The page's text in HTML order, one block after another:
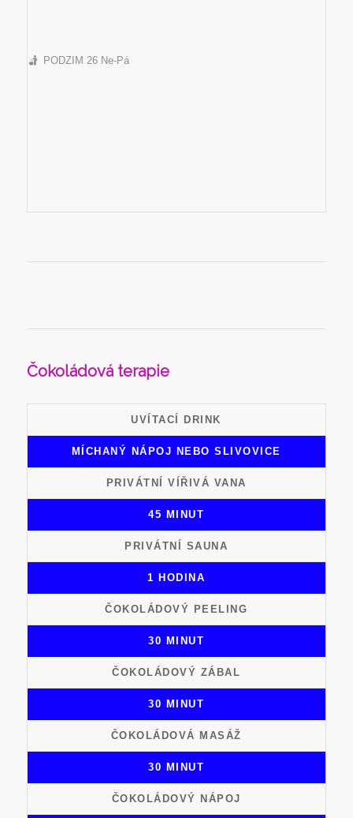
PODZIM 26 Ne-Pá
Čokoládová terapie
UVÍTACÍ DRINK
MÍCHANÝ NÁPOJ NEBO SLIVOVICE
PRIVÁTNÍ VÍŘIVÁ VANA
45 MINUT
PRIVÁTNÍ SAUNA
1 HODINA
ČOKOLÁDOVÝ PEELING
30 MINUT
ČOKOLÁDOVÝ ZÁBAL
30 MINUT
ČOKOLÁDOVÁ MASÁŽ
30 MINUT
ČOKOLÁDOVÝ NÁPOJ